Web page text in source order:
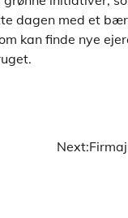
dagen med et
kan finde nye
Next: